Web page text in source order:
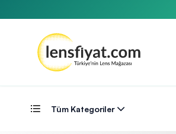
Tüm Kategoriler